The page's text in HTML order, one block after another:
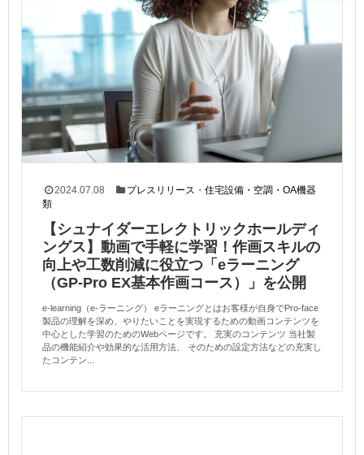
2024.07.08 プレスリリース ・住宅設備・空調・OA機器
類
【シュナイダーエレクトリックホールディ
ングス】動画で手軽に学習！作画スキルの
向上や工数削減に役立つ「eラーニング
（GP-Pro EX基本作画コース）」を公開
e-learning（e-ラーニング） eラーニングとはお客様が自身でPro-face
製品の理解を深め、やりたいことを実現するための動画コンテンツを
中心とした学習のためのWebページです。 充実のコンテンツ 当社製
品の機能紹介や効果的な活用方法、 そのための設定方法などの充実し
たコンテン...